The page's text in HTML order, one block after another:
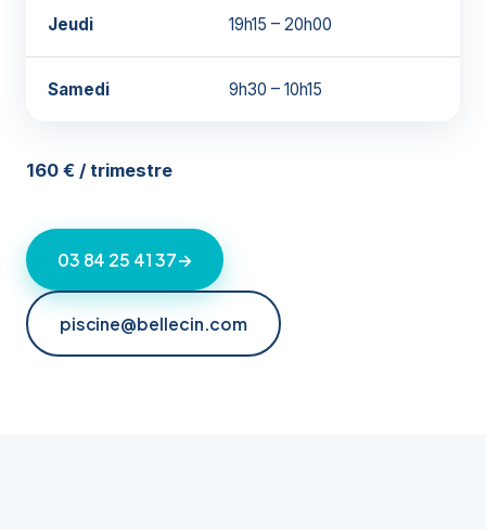
Jeudi 19h15 – 20h00
Samedi 9h30 – 10h15
160 € / trimestre
03 84 25 41 37→
piscine@bellecin.com